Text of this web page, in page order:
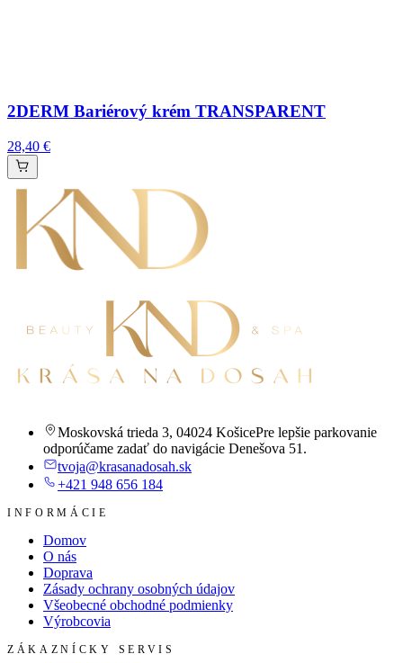
2DERM Bariérový krém TRANSPARENT
28,40 €
Moskovská trieda 3, 04024 KošicePre lepšie parkovanie
odporúčame zadať do navigácie Denešova 51.
tvoja@krasanadosah.sk
+421 948 656 184
INFORMÁCIE
Domov
O nás
Doprava
Zásady ochrany osobných údajov
Všeobecné obchodné podmienky
Výrobcovia
ZÁKAZNÍCKY SERVIS